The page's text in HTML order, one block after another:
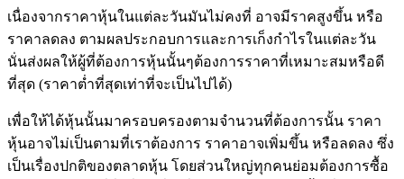
เนื่องจากราคาหุ้นในแต่ละวันมันไม่คงที่ อาจมีราคสูงขึ้น หรือ
ราคาลดลง ตามผลประกอบการและการเก็งกำไรในแต่ละวัน
นั่นส่งผลให้ผู้ที่ต้องการหุ้นนั้นๆต้องการราคาที่เหมาะสมหรือดี
ที่สุด (ราคาต่ำที่สุดเท่าที่จะเป็นไปได้)
เพื่อให้ได้หุ้นนั้นมาครอบครองตามจำนวนที่ต้องการนั้น ราคา
หุ้นอาจไม่เป็นตามที่เราต้องการ ราคาอาจเพิ่มขึ้น หรือลดลง ซึ่ง
เป็นเรื่องปกติของตลาดหุ้น โดยส่วนใหญ่ทุกคนย่อมต้องการซื้อ